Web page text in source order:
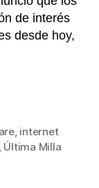
de interés
desde hoy,
, internet
Última Milla